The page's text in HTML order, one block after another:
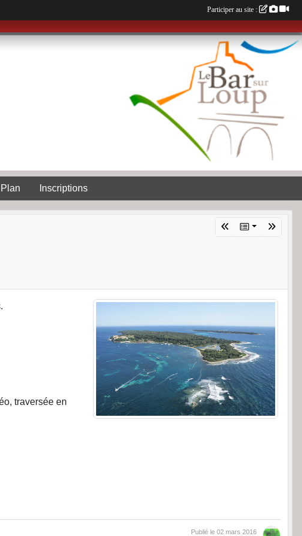
Inscriptions
traversée en
Publié le 02 mars 2016
Participer au site :